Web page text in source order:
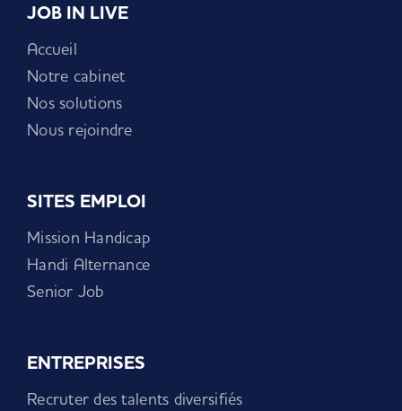
JOB IN LIVE
Accueil
Notre cabinet
Nos solutions
Nous rejoindre
SITES EMPLOI
Mission Handicap
Handi Alternance
Senior Job
ENTREPRISES
Recruter des talents diversifiés